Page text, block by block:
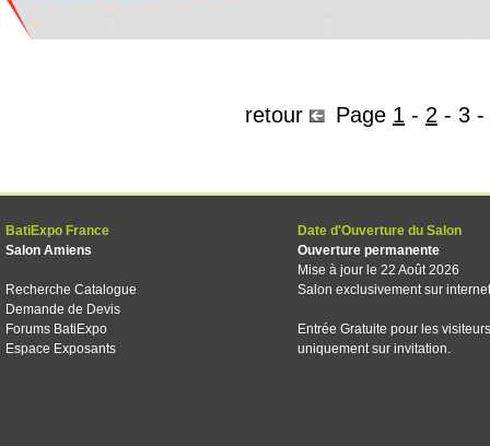
retour Page 1 - 2 - 3 -
BatiExpo France
Salon Amiens
Recherche Catalogue
Demande de Devis
Forums BatiExpo
Espace Exposants
Date d'Ouverture du Salon
Ouverture permanente
Mise à jour le 22 Août 2026
Salon exclusivement sur internet
Entrée Gratuite pour les visiteurs
uniquement sur invitation.